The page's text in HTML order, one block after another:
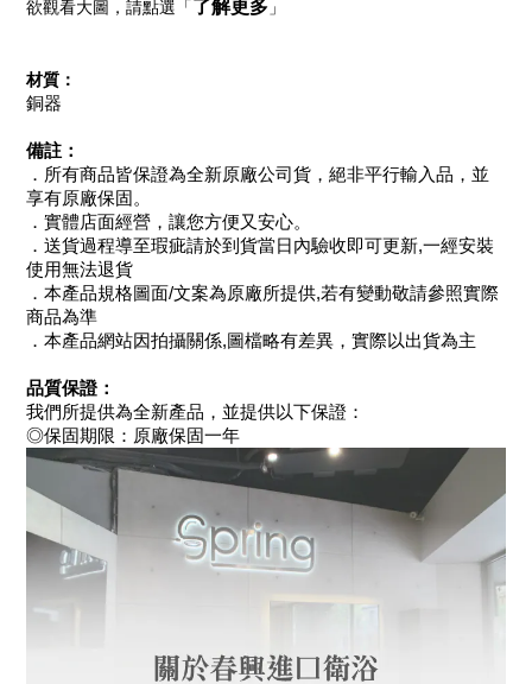
欲觀看大圖，請點選「了解更多 」
材質：
銅器
備註：
．所有商品皆保證為全新原廠公司貨，絕非平行輸入品，並
享有原廠保固。
．實體店面經營，讓您方便又安心。
．送貨過程導至瑕疵請於到貨當日內驗收即可更新,一經安裝
使用無法退貨
．本產品規格圖面/文案為原廠所提供,若有變動敬請參照實際
商品為準
．本產品網站因拍攝關係,圖檔略有差異，實際以出貨為主
品質保證：
我們所提供為全新產品，並提供以下保證：
◎保固期限：原廠保固一年